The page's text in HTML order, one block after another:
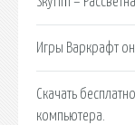
Игры Варкрафт
Скачать
компьютера.